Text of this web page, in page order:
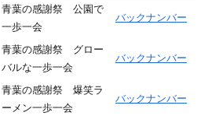
青葉の感謝祭 公園で
一歩一会
バックナンバー
青葉の感謝祭 グロー
バルな一歩一会
バックナンバー
青葉の感謝祭 爆笑ラ
ーメン一歩一会
バックナンバー